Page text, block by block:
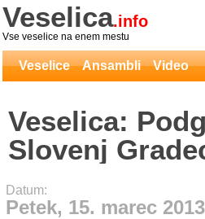
Veselica.info
Vse veselice na enem mestu
Veselice Ansambli Video
Veselica:
Slovenj
Skater
Datum:
Petek, 15. marec 2013